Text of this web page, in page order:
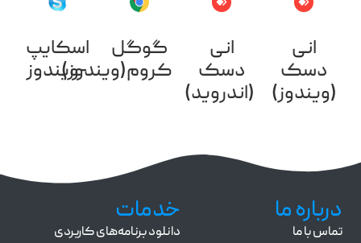
انی
دسک
(ویندوز)
انی
دسک
(اندروید)
گوگل
کروم(ویندوز)
اسکایپ
-ویندوز
درباره ما
تماس با ما
خدمات
دانلود برنامه‌های کاربردی